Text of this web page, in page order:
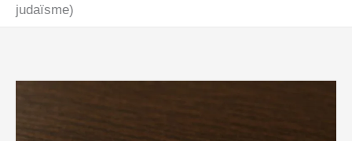
judaïsme)